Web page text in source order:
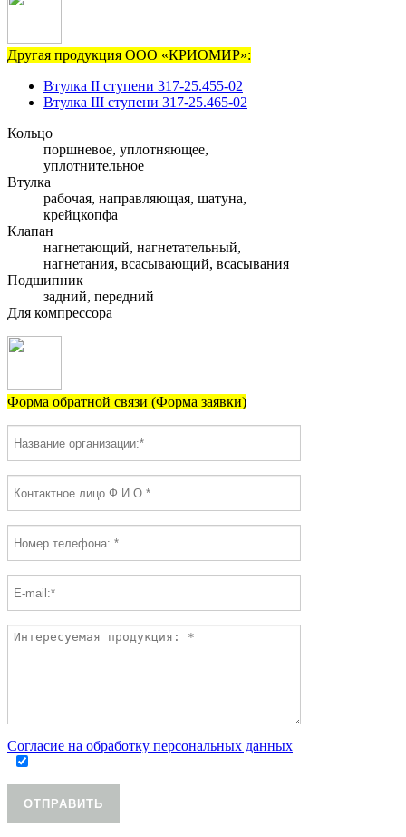
Другая продукция ООО «КРИОМИР»:
Втулка II ступени 317-25.455-02
Втулка III ступени 317-25.465-02
Кольцо
поршневое, уплотняющее,
уплотнительное
Втулка
рабочая, направляющая, шатуна,
крейцкопфа
Клапан
нагнетающий, нагнетательный,
нагнетания, всасывающий, всасывания
Подшипник
задний, передний
Для компрессора
Форма обратной связи (Форма заявки)
Согласие на обработку персональных данных
ОТПРАВИТЬ